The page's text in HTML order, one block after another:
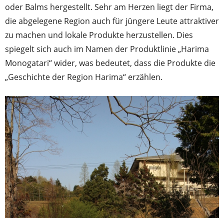
oder Balms hergestellt. Sehr am Herzen liegt der Firma,
die abgelegene Region auch für jüngere Leute attraktiver
zu machen und lokale Produkte herzustellen. Dies
spiegelt sich auch im Namen der Produktlinie „Harima
Monogatari“ wider, was bedeutet, dass die Produkte die
„Geschichte der Region Harima“ erzählen.